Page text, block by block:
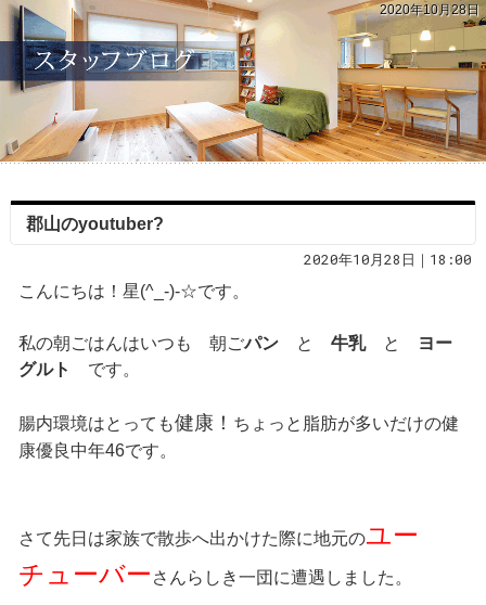
2020年10月28日
郡山のyoutuber?
2020年10月28日｜18:00
こんにちは！星(^_-)-☆です。
私の朝ごはんはいつも 朝ごパンと 牛乳と
ヨー
グルト
です。
腸内環境はとっても健康！ ちょっと脂肪が多いだけの健
康優良中年46です。
さて先日は家族で散歩へ出かけた際に地元のユー
チューバー さんらしき一団に遭遇しました。